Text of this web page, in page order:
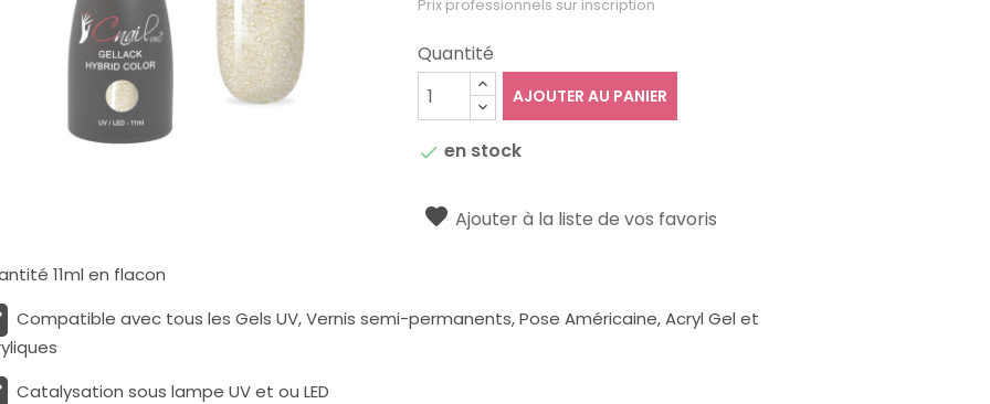
Prix professionnels sur inscription
Quantité
AJOUTER AU PANIER
 en stock
Ajouter à la liste de vos favoris
11ml en flacon
Compatible avec tous les Gels UV, Vernis semi-permanents, Pose Américaine, Acryl Gel et
Catalysation sous lampe UV et ou LED